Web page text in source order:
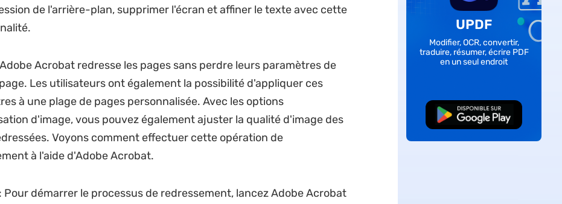
de l'arrière-plan, supprimer l'écran et affiner le texte avec cette
Acrobat redresse les pages sans perdre leurs paramètres de
Les utilisateurs ont également la possibilité d'appliquer ces
à une plage de pages personnalisée. Avec les options
d'image, vous pouvez également ajuster la qualité d'image des
Voyons comment effectuer cette opération de
à l'aide d'Adobe Acrobat.
: Pour démarrer le processus de redressement, lancez Adobe Acrobat
UPDF
Modifier, OCR, convertir,
traduire, résumer, écrire PDF
en un seul endroit
TÉLÉCHARGER